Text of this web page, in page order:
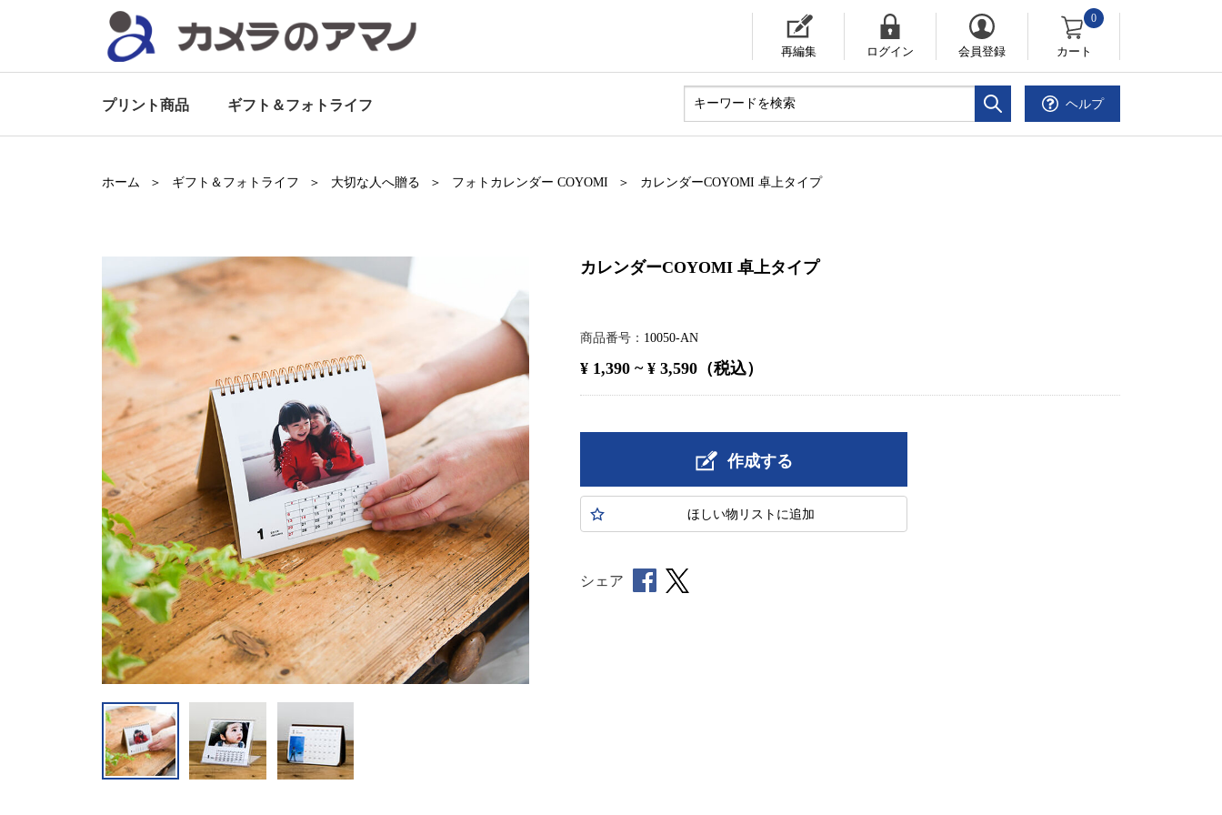
再編集 ログイン 会員登録 カート
0
ヘルプ
プリント商品 ギフト＆フォトライフ
ホーム ギフト＆ フォトライフ 大切な人へ贈る フォトカレンダー COYOMI カレンダーCOYOMI 卓上タイプ
カレンダーCOYOMI 卓上タイプ
商品番号 10050-AN
¥ 1,390 ~ ¥ 3,590（税込）
作成する
ほしい物 リスト に追加
シェア